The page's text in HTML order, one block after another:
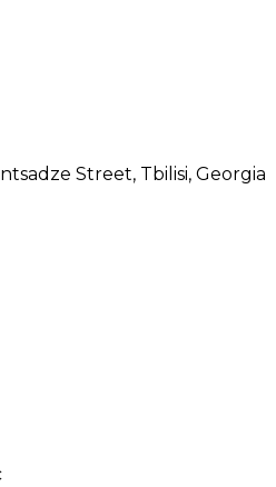
Street, Tbilisi, Georgia